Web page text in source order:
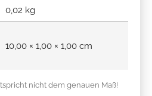
0,02 kg
10,00 × 1,00 × 1,00 cm
nicht dem genauen Maß!